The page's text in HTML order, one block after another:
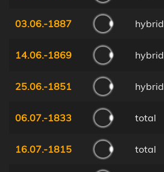
03.06.-1887 hybrid
14.06.-1869 hybrid
25.06.-1851 hybrid
06.07.-1833 total
16.07.-1815 total